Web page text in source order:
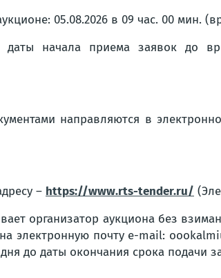
05.08.2026 в 09 час. 00 мин.
начала приема заявок до
направляются в
– https://www.rts-tender.ru/
организатор аукциона без
электронную почту e-mail:
до даты окончания срока подачи